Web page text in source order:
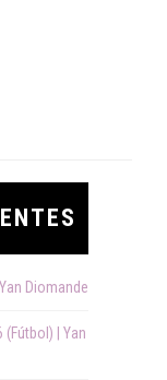
Diomande
(Fútbol) | Yan